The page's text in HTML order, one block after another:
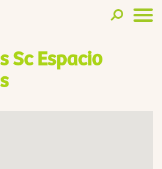
Sc Espacio